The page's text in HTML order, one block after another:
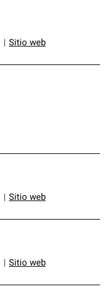
Sitio web
Sitio web
Sitio web